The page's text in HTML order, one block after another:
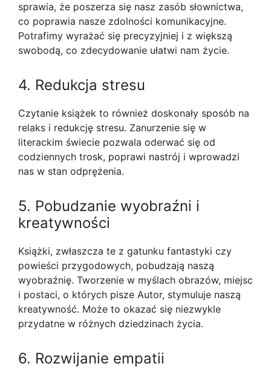
sprawia, że poszerza się nasz zasób słownictwa,
co poprawia nasze zdolności komunikacyjne.
Potrafimy wyrażać się precyzyjniej i z większą
swobodą, co zdecydowanie ułatwi nam życie.
4. Redukcja stresu
Czytanie książek to również doskonały sposób na
relaks i redukcję stresu. Zanurzenie się w
literackim świecie pozwala oderwać się od
codziennych trosk, poprawi nastrój i wprowadzi
nas w stan odprężenia.
5. Pobudzanie wyobraźni i
kreatywności
Książki, zwłaszcza te z gatunku fantastyki czy
powieści przygodowych, pobudzają naszą
wyobraźnię. Tworzenie w myślach obrazów, miejsc
i postaci, o których pisze Autor, stymuluje naszą
kreatywność. Może to okazać się niezwykle
przydatne w różnych dziedzinach życia.
6. Rozwijanie empatii